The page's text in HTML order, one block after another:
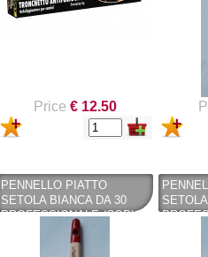
Price € 12.50
PENNELLO PIATTO
SETOLA BIANCA DA 30
PROFESSIONALE (COPY)
(COPY) - PENNELLIFICIO